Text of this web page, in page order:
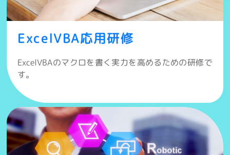
ExcelVBA応用研修
ExcelVBAのマクロを書く実力を高めるための研修で
す。